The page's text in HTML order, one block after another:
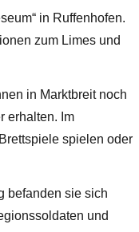
in Ruffenhofen.
zum Limes und
in Marktbreit noch
erhalten. Im
spielen oder
befanden sie sich
und